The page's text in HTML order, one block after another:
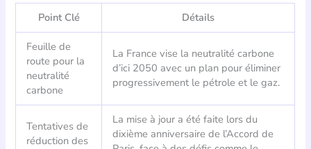
Point Clé Détails
Feuille de
route pour la
neutralité
carbone
La France vise la neutralité carbone
d’ici 2050 avec un plan pour éliminer
progressivement le pétrole et le gaz.
Tentatives de
réduction des
La mise à jour a été faite lors du
dixième anniversaire de l’Accord de